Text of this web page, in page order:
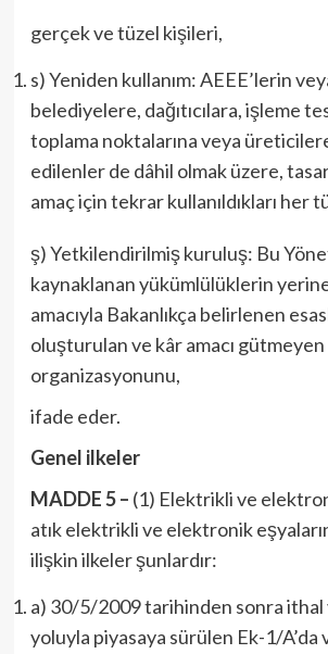
gerçek ve tüzel kişileri,
s) Yeniden kullanım: AEEE’lerin
belediyelere, dağıtıcılara, işleme
toplama noktalarına veya
edilenler de dâhil olmak üzere,
amaç için tekrar kullanıldıkları her
ş) Yetkilendirilmiş kuruluş: Bu
kaynaklanan yükümlülüklerin
amacıyla Bakanlıkça belirlenen
oluşturulan ve kâr amacı
organizasyonunu,
ifade eder.
Genel ilkeler
MADDE 5 – (1) Elektrikli ve
atık elektrikli ve elektronik
ilişkin ilkeler şunlardır:
a) 30/5/2009 tarihinden sonra ithal
yoluyla piyasaya sürülen Ek-1/A’da